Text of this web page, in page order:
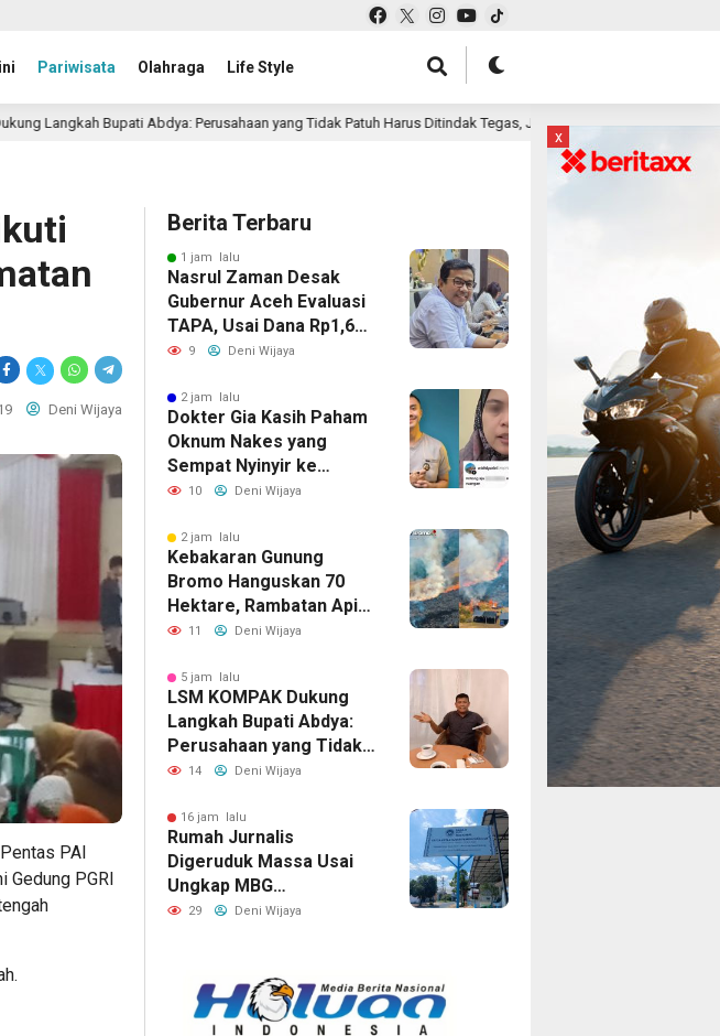
Pariwisata Olahraga Life Style
Perusahaan yang Tidak Patuh Harus Ditindak Tegas, Jangan Ada Lagi Impunitas 16 jam lalu
Deni Wijaya
PAI
Gedung PGRI
Berita Terbaru
1 jam lalu
Nasrul Zaman Desak
Gubernur Aceh Evaluasi
TAPA, Usai Dana Rp1,6
Triliun Mengendap
9 Deni Wijaya
2 jam lalu
Dokter Gia Kasih Paham
Oknum Nakes yang
Sempat Nyinyir ke
Pasien BPJS, Ingatkan
10 Deni Wijaya
2 jam lalu
Kebakaran Gunung
Bromo Hanguskan 70
Hektare, Rambatan Api
Lewati Tugu Perbatasan
11 Deni Wijaya
5 jam lalu
LSM KOMPAK Dukung
Langkah Bupati Abdya:
Perusahaan yang Tidak
Patuh Harus Ditindak
Impunitas
14 Deni Wijaya
16 jam lalu
Rumah Jurnalis
Digeruduk Massa Usai
Ungkap MBG
Bermasalah, Istri dan
29 Deni Wijaya
x